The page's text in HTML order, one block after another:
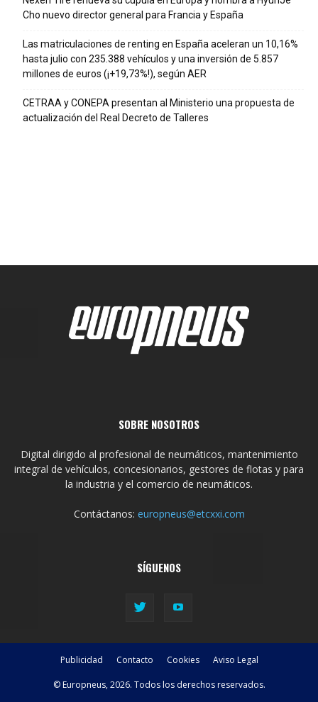
Cho nuevo director general para Francia y España
Las matriculaciones de renting en España aceleran un 10,16%
hasta julio con 235.388 vehículos y una inversión de 5.857
millones de euros (¡+19,73%!), según AER
CETRAA y CONEPA presentan al Ministerio una propuesta de
actualización del Real Decreto de Talleres
SOBRE NOSOTROS
Digital dirigido al profesional de neumáticos, mantenimiento
integral de vehículos, concesionarios, gestores de flotas y para
la industria y el comercio de neumáticos.
Contáctanos: europneus@etcxxi.com
SÍGUENOS
Publicidad Contacto Cookies Aviso Legal
© Europneus, 2026. Todos los derechos reservados.